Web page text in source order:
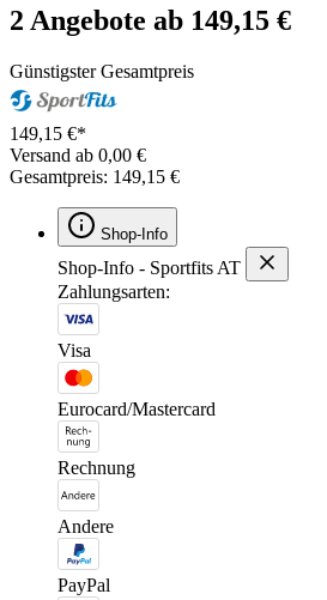
2 Angebote ab 149,15 €
Günstigster Gesamtpreis
149,15 €*
Versand ab 0,00 €
Gesamtpreis: 149,15 €
Shop-Info
Shop-Info - Sportfits AT
Zahlungsarten:
Visa
Eurocard/Mastercard
Rechnung
Andere
PayPal